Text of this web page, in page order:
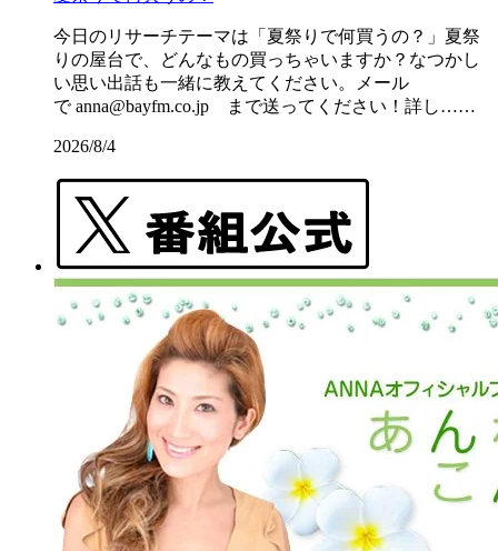
今日のリサーチテーマは「夏祭りで何買うの？」夏祭
りの屋台で、どんなもの買っちゃいますか？なつかし
い思い出話も一緒に教えてください。メール
で anna@bayfm.co.jp まで送ってください！詳し……
2026/8/4